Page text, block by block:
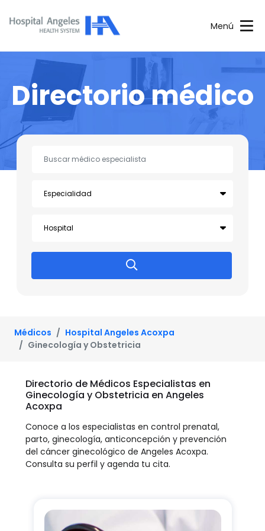
Menú
Directorio médico
Médicos
Hospital Angeles Acoxpa
Ginecología y Obstetricia
Directorio de Médicos Especialistas en
Ginecología y Obstetricia en Angeles
Acoxpa
Conoce a los especialistas en control prenatal,
parto, ginecología, anticoncepción y prevención
del cáncer ginecológico de Angeles Acoxpa.
Consulta su perfil y agenda tu cita.